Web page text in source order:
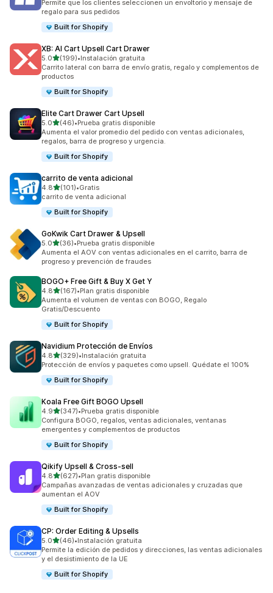
Permite que los clientes seleccionen un envoltorio y mensaje de
regalo para sus pedidos
Built for Shopify
XB: AI Cart Upsell Cart Drawer
5.0de 5 estrellas
(199)
199 reseñas en total
•Instalación gratuita
Carrito lateral con barra de envío gratis, regalo y complementos de
productos
Built for Shopify
Elite Cart Drawer Cart Upsell
5.0de 5 estrellas
(46)
46 reseñas en total
•Prueba gratis disponible
Aumenta el valor promedio del pedido con ventas adicionales,
regalos, barra de progreso y urgencia.
Built for Shopify
carrito de venta adicional
4.8de 5 estrellas
(101)
101 reseñas en total
•Gratis
carrito de venta adicional
Built for Shopify
GoKwik Cart Drawer & Upsell
5.0de 5 estrellas
(36)
36 reseñas en total
•Prueba gratis disponible
Aumenta el AOV con ventas adicionales en el carrito, barra de
progreso y prevención de fraudes
BOGO+ Free Gift & Buy X Get Y
4.8de 5 estrellas
(167)
167 reseñas en total
•Plan gratis disponible
Aumenta el volumen de ventas con BOGO, Regalo
Gratis/Descuento
Built for Shopify
Navidium Protección de Envíos
4.8de 5 estrellas
(329)
329 reseñas en total
•Instalación gratuita
Protección de envíos y paquetes como upsell. Quédate el 100%
Built for Shopify
Koala Free Gift BOGO Upsell
4.9de 5 estrellas
(347)
347 reseñas en total
•Prueba gratis disponible
Configura BOGO, regalos, ventas adicionales, ventanas
emergentes y complementos de productos
Built for Shopify
Qikify Upsell & Cross‑sell
4.8de 5 estrellas
(627)
627 reseñas en total
•Plan gratis disponible
Campañas avanzadas de ventas adicionales y cruzadas que
aumentan el AOV
Built for Shopify
CP: Order Editing & Upsells
5.0de 5 estrellas
(46)
46 reseñas en total
•Instalación gratuita
Permite la edición de pedidos y direcciones, las ventas adicionales
y el desistimiento de la UE
Built for Shopify